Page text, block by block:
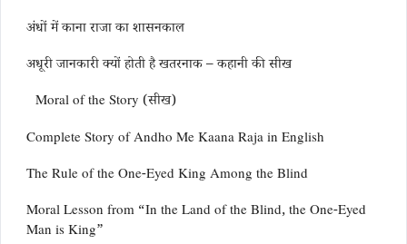
अंधों में काना राजा का शासनकाल
अधूरी जानकारी क्यों होती है खतरनाक – कहानी की सीख
Moral of the Story (सीख)
Complete Story of Andho Me Kaana Raja in English
The Rule of the One-Eyed King Among the Blind
Moral Lesson from “In the Land of the Blind, the One-Eyed
Man is King”